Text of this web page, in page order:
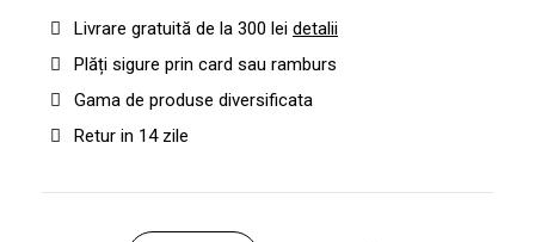
Livrare gratuită de la 300 lei detalii
Plăți sigure prin card sau ramburs
Gama de produse diversificata
Retur in 14 zile